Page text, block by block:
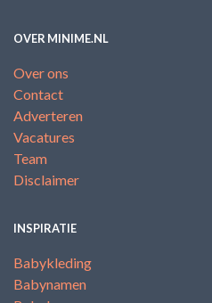
OVER MINIME.NL
Over ons
Contact
Adverteren
Vacatures
Team
Disclaimer
INSPIRATIE
Babykleding
Babynamen